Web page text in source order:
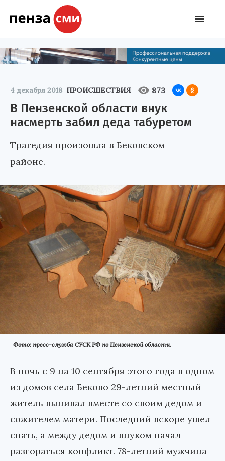
4 декабря 2018 ПРОИСШЕСТВИЯ 873
В Пензенской области внук
насмерть забил деда табуретом
Трагедия произошла в Бековском
районе.
Фото: пресс-служба СУСК РФ по Пензенской области.
В ночь с 9 на 10 сентября этого года в одном
из домов села Беково 29-летний местный
житель выпивал вместе со своим дедом и
сожителем матери. Последний вскоре ушел
спать, а между дедом и внуком начал
разгораться конфликт. 78-летний мужчина